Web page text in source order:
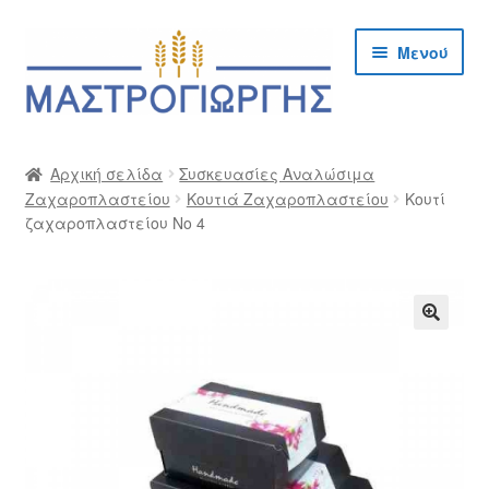
μετάβαση
στην
σε
περιεχόμενο
Μενού
Cargo Kalymnos – Cargo Κάλυμνος
Αρχική σελίδα
Συσκευασίες Αναλώσιμα
Ζαχαροπλαστείου
Κουτιά Ζαχαροπλαστείου
Κουτί
ζαχαροπλαστείου Νο 4